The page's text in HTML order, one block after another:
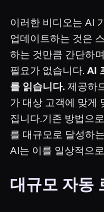
이러한 비디오는 AI
업데이트하는 것은
하는 것만큼 간단하
필요가 없습니다. AI
를 읽습니다. 제공하
가 대상 고객에 맞게
집니다.기존 방법으
를 대규모로 달성하
AI는 이를 일상적으
대규모 자동